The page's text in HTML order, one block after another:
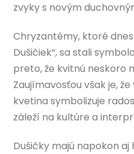
zvyky s novým
Chryzantémy, ktoré
Dušičiek“, sa stali
preto, že kvitnú neskoro
Zaujímavosťou však je,
kvetina symbolizuje
záleží na kultúre a
Dušičky majú napokon